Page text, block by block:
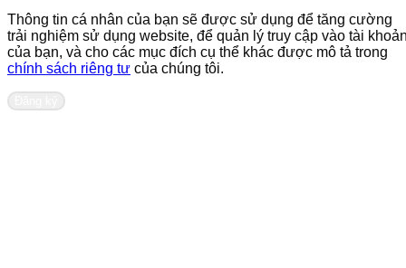
Thông tin cá nhân của bạn sẽ được sử dụng để tăng cường
trải nghiệm sử dụng website, để quản lý truy cập vào tài
của bạn, và cho các mục đích cụ thể khác được mô tả trong
chính sách riêng tư của chúng tôi.